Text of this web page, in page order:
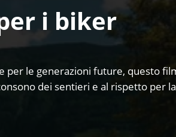
i biker
per le generazioni future, questo
dei sentieri e al rispetto per